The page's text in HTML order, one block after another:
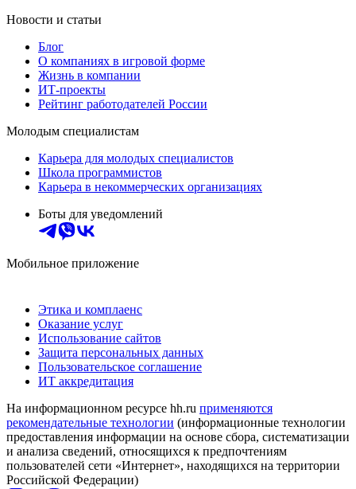
Новости и статьи
Блог
О компаниях в игровой форме
Жизнь в компании
ИТ-проекты
Рейтинг работодателей России
Молодым специалистам
Карьера для молодых специалистов
Школа программистов
Карьера в некоммерческих организациях
Боты для уведомлений
Мобильное приложение
Этика и комплаенс
Оказание услуг
Использование сайтов
Защита персональных данных
Пользовательское соглашение
ИТ аккредитация
На информационном ресурсе hh.ru применяются
рекомендательные технологии (информационные технологии
предоставления информации на основе сбора, систематизации
и анализа сведений, относящихся к предпочтениям
пользователей сети «Интернет», находящихся на территории
Российской Федерации)